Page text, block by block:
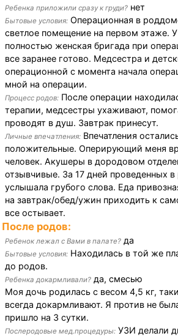
Ребенка приложили сразу к груди? нет
Бытовые условия: Операционная в
светлое помещение на первом этаже.
полностью женская бригада при
все заранее готово. Медсестра и
операционной с момента начала
мной на операции.
Процесс родов: После операции
терапии, медсестры ухаживают,
проводят в душ. Завтрак принесут.
Личные впечатления: Впечатления
положительные. Оперирующий меня
человек. Акушеры в дородовом
отзывчивые. За 17 дней проведенных
услышала грубого слова. Еда
на завтрак/обед/ужин приходить к
все остывает.
После родов:
Ребенок лежал с Вами в палате? да
Бытовые условия: Находилась в той же
до родов.
Ребенка докармливали? да, смесью
Моя дочь родилась с весом 4,5 кг,
всегда докармливают. Я против не
пришло на 3 сутки.
Послеродовые мед.процедуры: УЗИ делали